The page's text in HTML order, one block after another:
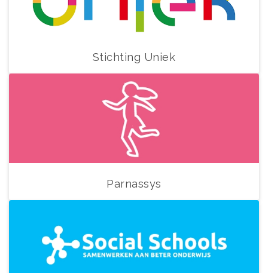
Stichting Uniek
Parnassys